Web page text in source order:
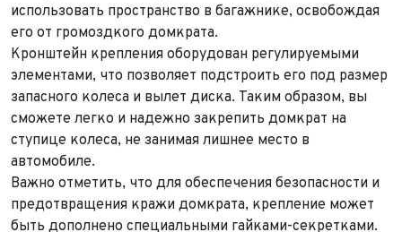
использовать пространство в багажнике, освобождая
его от громоздкого домкрата.
Кронштейн крепления оборудован регулируемыми
элементами, что позволяет подстроить его под размер
запасного колеса и вылет диска. Таким образом, вы
сможете легко и надежно закрепить домкрат на
ступице колеса, не занимая лишнее место в
автомобиле.
Важно отметить, что для обеспечения безопасности и
предотвращения кражи домкрата, крепление может
быть дополнено специальными гайками-секретками.
Обратная связь
Выкуп авто